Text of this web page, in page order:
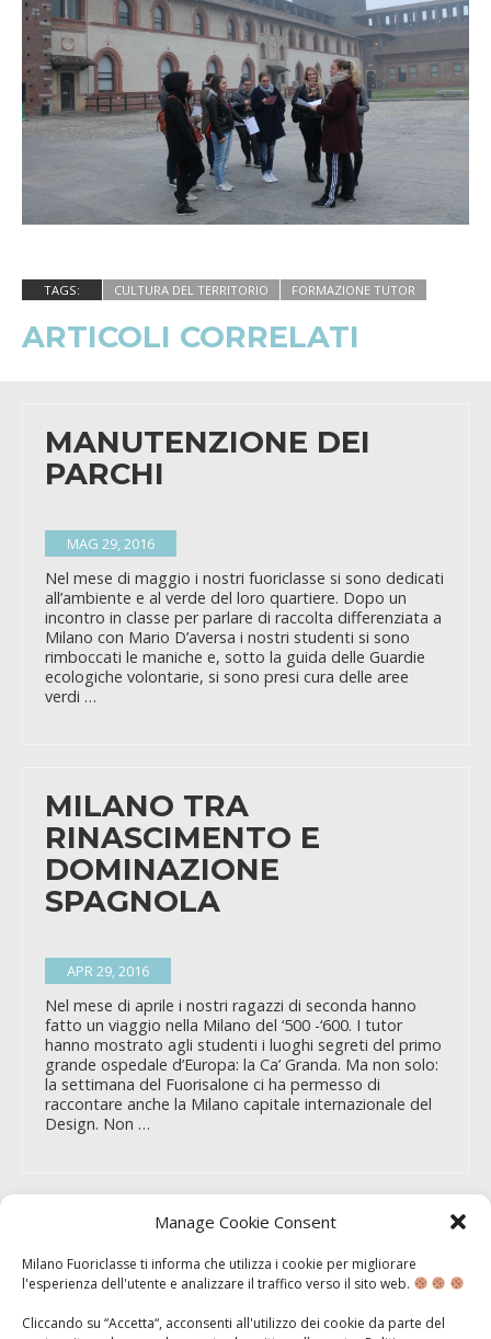
Manage Cookie Consent
Milano Fuoriclasse ti informa che utilizza i cookie per migliorare
l'esperienza dell'utente e analizzare il traffico verso il sito web.
Cliccando su “Accetta“, acconsenti all'utilizzo dei cookie da parte del
TAGS: CULTURA DEL TERRITORIO FORMAZIONE TUTOR
ARTICOLI CORRELATI
MANUTENZIONE DEI
PARCHI
MAG 29, 2016
Nel mese di maggio i nostri fuoriclasse si sono dedicati
all’ambiente e al verde del loro quartiere. Dopo un
incontro in classe per parlare di raccolta differenziata a
Milano con Mario D’aversa i nostri studenti si sono
rimboccati le maniche e, sotto la guida delle Guardie
ecologiche volontarie, si sono presi cura delle aree
verdi …
MILANO TRA
RINASCIMENTO E
DOMINAZIONE
SPAGNOLA
APR 29, 2016
Nel mese di aprile i nostri ragazzi di seconda hanno
fatto un viaggio nella Milano del ‘500 -‘600. I tutor
hanno mostrato agli studenti i luoghi segreti del primo
grande ospedale d’Europa: la Ca’ Granda. Ma non solo:
la settimana del Fuorisalone ci ha permesso di
raccontare anche la Milano capitale internazionale del
Design. Non …
VOLONTARIATO
CULTURALE